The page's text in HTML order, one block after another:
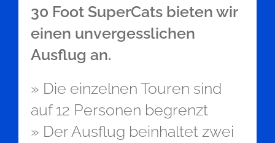
30 Foot SuperCats bieten wir
einen unvergesslichen
Ausflug an.
» Die einzelnen Touren sind
auf 12 Personen begrenzt
» Der Ausflug beinhaltet zwei